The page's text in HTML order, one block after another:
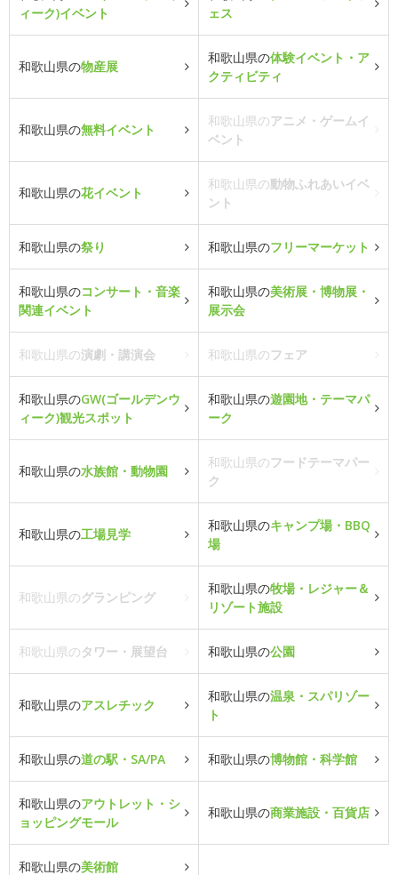
ィーク)イベント
ェス
和歌山県の物産展
和歌山県の体験イベント・ア
クティビティ
和歌山県の無料イベント
和歌山県のアニメ・ゲームイ
ベント
和歌山県の花イベント
和歌山県の動物ふれあいイベ
ント
和歌山県の祭り 和歌山県のフリーマーケット
和歌山県のコンサート・音楽
関連イベント
和歌山県の美術展・博物展・
展示会
和歌山県の演劇・講演会 和歌山県のフェア
和歌山県のGW(ゴールデンウ
ィーク)観光スポット
和歌山県の遊園地・テーマパ
ーク
和歌山県の水族館・動物園
和歌山県のフードテーマパー
ク
和歌山県の工場見学
和歌山県のキャンプ場・BBQ
場
和歌山県のグランピング
和歌山県の牧場・レジャー＆
リゾート施設
和歌山県のタワー・展望台 和歌山県の公園
和歌山県のアスレチック
和歌山県の温泉・スパリゾー
ト
和歌山県の道の駅・SA/PA 和歌山県の博物館・科学館
和歌山県のアウトレット・シ
ョッピングモール
和歌山県の商業施設・百貨店
和歌山県の美術館